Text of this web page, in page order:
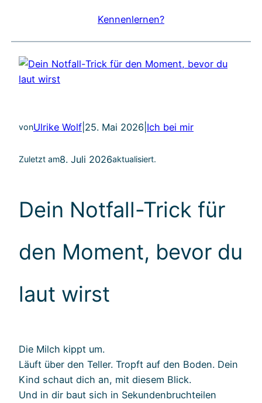
Kennenlernen?
vonUlrike Wolf 25. Mai 2026 Ich bei mir
Zuletzt am8. Juli 2026aktualisiert.
Dein Notfall-Trick für
den Moment, bevor du
laut wirst
Die Milch kippt um.
Läuft über den Teller. Tropft auf den Boden. Dein
Kind schaut dich an, mit diesem Blick.
Und in dir baut sich in Sekundenbruchteilen